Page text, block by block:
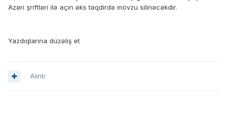
Azəri şriftləri ilə açın əks təqdirdə mövzu silinəcəkdir.
Yazdıqlarına düzəliş et
Alıntı